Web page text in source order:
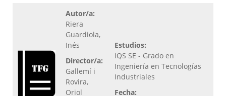
Autor/a:
Riera
Guardiola,
Inés
Director/a:
Gallemí i
Rovira,
Oriol
Estudios:
IQS SE - Grado en
Ingeniería en Tecnologías
Industriales
Fecha: